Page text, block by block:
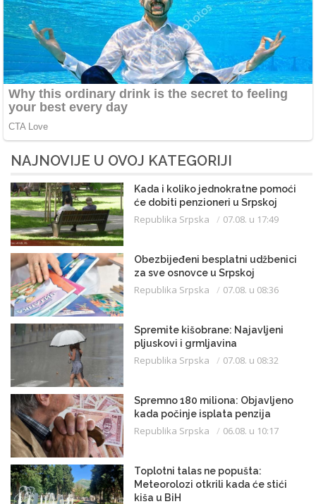
NAJNOVIJE U OVOJ KATEGORIJI
Kada i koliko jednokratne pomoći
će dobiti penzioneri u Srpskoj
Republika Srpska 07.08. u 17:49
Obezbijeđeni besplatni udžbenici
za sve osnovce u Srpskoj
Republika Srpska 07.08. u 08:36
Spremite kišobrane: Najavljeni
pljuskovi i grmljavina
Republika Srpska 07.08. u 08:32
Spremno 180 miliona: Objavljeno
kada počinje isplata penzija
Republika Srpska 06.08. u 10:17
Toplotni talas ne popušta:
Meteorolozi otkrili kada će stići
kiša u BiH